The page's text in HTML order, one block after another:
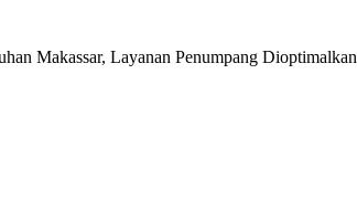
Makassar, Layanan Penumpang Dioptimalkan